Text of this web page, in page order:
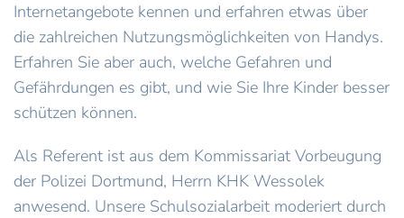
Internetangebote kennen und erfahren etwas über
die zahlreichen Nutzungsmöglichkeiten von Handys.
Erfahren Sie aber auch, welche Gefahren und
Gefährdungen es gibt, und wie Sie Ihre Kinder besser
schützen können.
Als Referent ist aus dem Kommissariat Vorbeugung
der Polizei Dortmund, Herrn KHK Wessolek
anwesend. Unsere Schulsozialarbeit moderiert durch